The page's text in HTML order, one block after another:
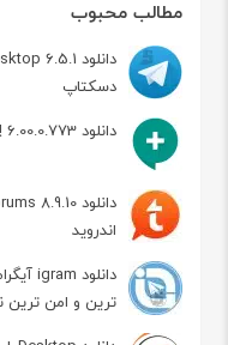
مطالب محبوب
دسکتاپ
دانلود messenger plus ! 6.00.0.773 مسنجر مایکروسافت
اندروید
ترین و امن ترین